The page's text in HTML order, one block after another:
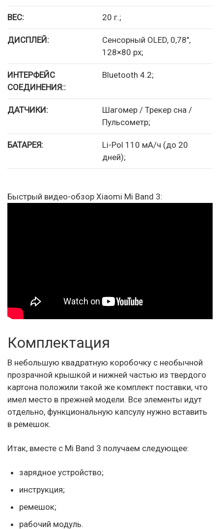
ВЕС: 20 г.;
ДИСПЛЕЙ:
Сенсорный OLED, 0,78″,
128×80 px;
ИНТЕРФЕЙС
СОЕДИНЕНИЯ::
Bluetooth 4.2;
ДАТЧИКИ:
Шагомер / Трекер сна /
Пульсометр;
БАТАРЕЯ:
Li-Pol 110 мА/ч (до 20
дней);
Быстрый видео-обзор Xiaomi Mi Band 3:
Комплектация
В небольшую квадратную коробочку с необычной
прозрачной крышкой и нижней частью из твердого
картона положили такой же комплект поставки, что
имел место в прежней модели. Все элементы идут
отдельно, функциональную капсулу нужно вставить
в ремешок.
Итак, вместе с Mi Band 3 получаем следующее:
зарядное устройство;
инструкция;
ремешок;
рабочий модуль.